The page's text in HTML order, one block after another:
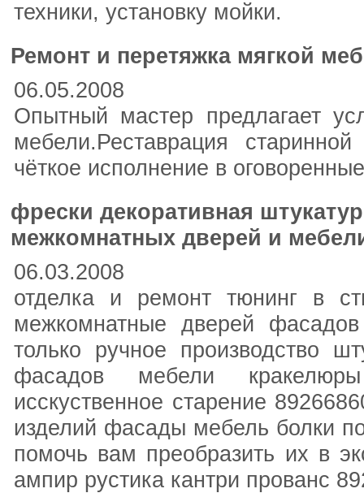
техники, установку мойки.
Ремонт и перетяжка мягкой
06.05.2008
Опытный мастер предлагает
мебели.Реставрация
чёткое исполнение в
фрески декоративная
межкомнатных дверей и
06.03.2008
отделка и ремонт тюнинг в
межкомнатные дверей
только ручное производство
фасадов мебели
исскуственное старение
изделий фасады мебель болки
помочь вам преобразить их в
ампир рустика кантри прованс